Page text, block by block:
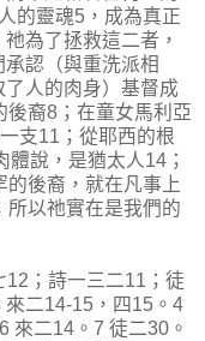
的靈魂5，成為真正
為了拯救這二者，
認（與重洗派相
人的肉身）基督成
裔8；在童女馬利亞
支11；從耶西的根
說，是猶太人14；
後裔，就在凡事上
所以祂實在是我們的
12；詩一三二11；徒
二14-15，四15。4
來二14。7 徒二30。